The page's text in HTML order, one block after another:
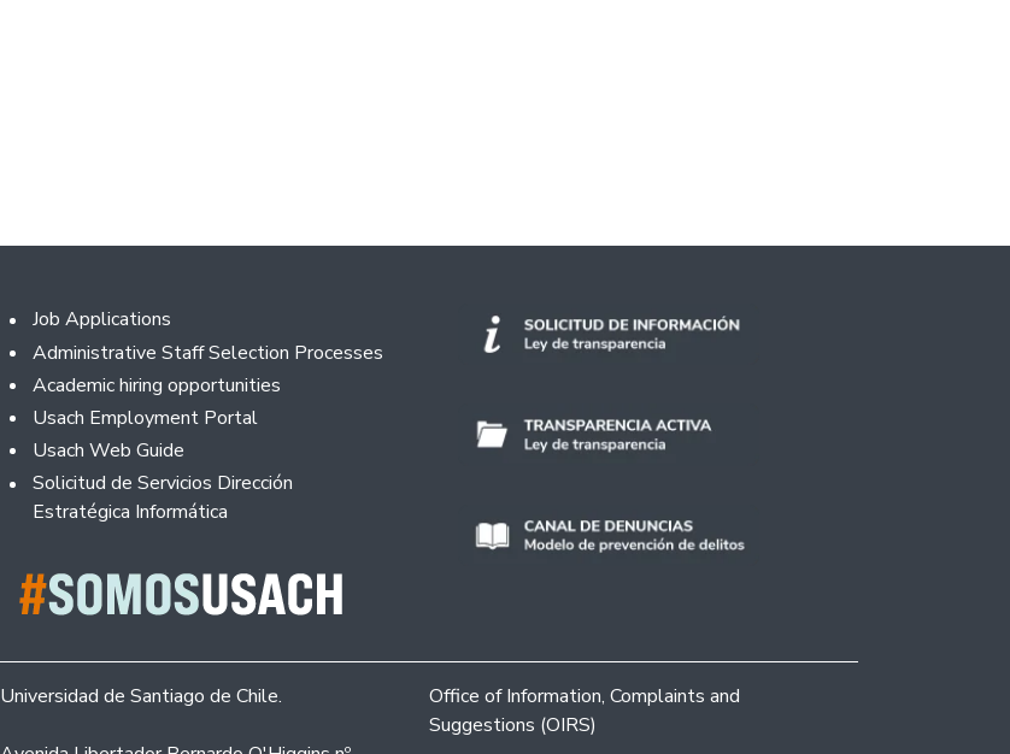
Footer
Job Applications
Administrative Staff Selection Processes
Academic hiring opportunities
Usach Employment Portal
Usach Web Guide
Solicitud de Servicios Dirección
Estratégica Informática
Universidad de Santiago de Chile.
Office of Information, Complaints and
Suggestions (OIRS)